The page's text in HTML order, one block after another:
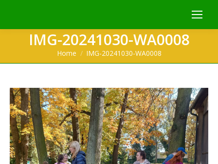
IMG-20241030-WA0008
You are here:
Home IMG-20241030-WA0008